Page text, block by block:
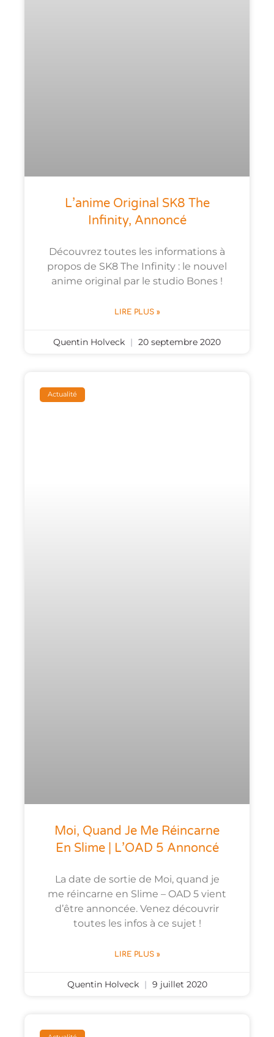
L’anime Original SK8 The
Infinity, Annoncé
Découvrez toutes les informations à
propos de SK8 The Infinity : le nouvel
anime original par le studio Bones !
LIRE PLUS »
Quentin Holveck 20 septembre 2020
Actualité
Moi, Quand Je Me Réincarne
En Slime | L’OAD 5 Annoncé
La date de sortie de Moi, quand je
me réincarne en Slime – OAD 5 vient
d’être annoncée. Venez découvrir
toutes les infos à ce sujet !
LIRE PLUS »
Quentin Holveck 9 juillet 2020